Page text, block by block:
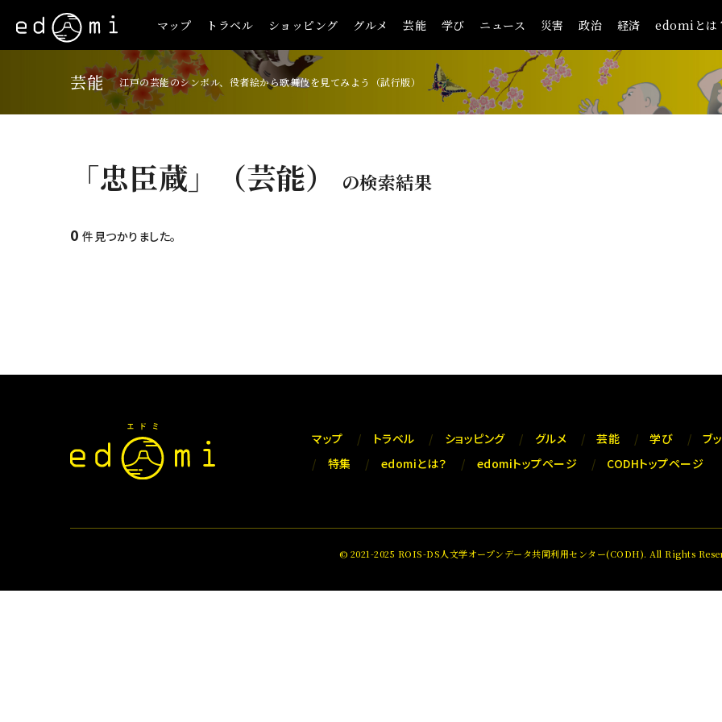
マップ トラベル ショッピング グルメ 芸能 学び ニュース 災害 政治 経済 edomiとは
芸能 江戸の芸能のシンボル、役者絵から歌舞伎を見てみよう（試行版）
「忠臣蔵」（芸能） の検索結果
0 件見つかりました。
マップ トラベル ショッピング グルメ 芸能 学び
ブ
特集
edomiとは？ edomiトップページ CODHトップページ
© 2021-2025 ROIS-DS人文学オープンデータ共同利用センター(CODH). All Rights